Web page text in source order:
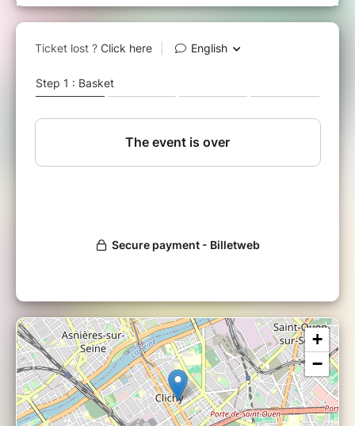
seulement en test, maximum 1 représentant
d'une même entreprise par atelier, et 3 d'une
même entreprise tous ateliers citoyens
confondus. Si vous souhaitez plus d’infos sur
https://puzzleclimat.org.
Cet atelier citoyen est animé bénévolement.
Le prix de votre participation est libre avec un
montant minimum de 10€ et cela finance
l'association Puzzle Climat (PSI Climat).
valorisation du temps, du matériel, du travail
construire un modèle de société plus juste et
plus solidaire. Par conséquent, merci
d'envisager votre participation en toute
conscience. Ces contributions financières
aident l'association à se développer et ainsi à
sensibiliser plus de personnes.
Cette session aura lieu en présentiel à
+
−